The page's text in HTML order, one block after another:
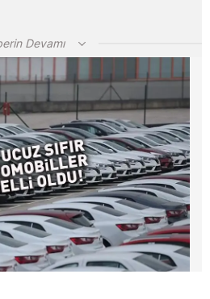
Devamı